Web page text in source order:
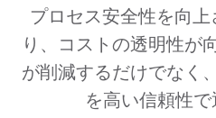
プロセス安全性を向上
り、コストの透明性が
が削減するだけでなく
を高い信頼性で